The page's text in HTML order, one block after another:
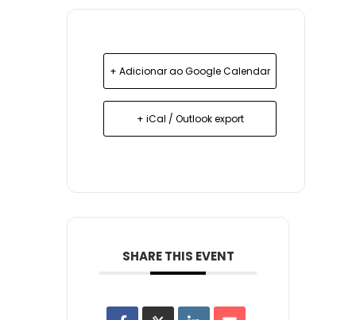
+ Adicionar ao Google Calendar
+ iCal / Outlook export
SHARE THIS EVENT